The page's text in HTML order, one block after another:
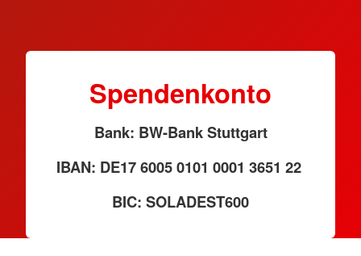
Spendenkonto
Bank: BW-Bank Stuttgart
IBAN: DE17 6005 0101 0001 3651 22
BIC: SOLADEST600